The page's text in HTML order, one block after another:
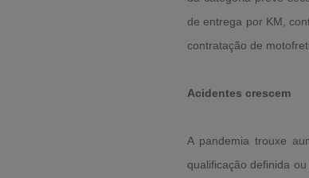
de entrega por KM,
contratação de
Acidentes crescem
A pandemia trouxe
qualificação definida